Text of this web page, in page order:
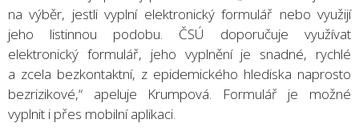
na výběr, jestli vyplní elektronický formulář nebo využijí
jeho listinnou podobu. ČSÚ doporučuje využívat
elektronický formulář, jeho vyplnění je snadné, rychlé
a zcela bezkontaktní, z epidemického hlediska naprosto
bezrizikové,“ apeluje Krumpová. Formulář je možné
vyplnit i přes mobilní aplikaci.